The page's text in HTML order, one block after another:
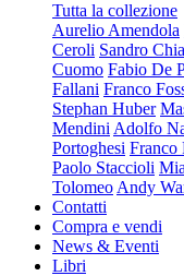
Tutta la collezione
Aurelio Amendola
Ceroli Sandro Chia
Cuomo Fabio De
Fallani Franco
Stephan Huber
Mendini Adolfo
Portoghesi Franco
Paolo Staccioli
Tolomeo Andy
Contatti
Compra e vendi
News & Eventi
Libri